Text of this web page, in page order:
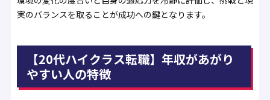
実のバランスを取ることが成功への鍵となります。
【20代ハイクラス転職】年収があがり
やすい人の特徴